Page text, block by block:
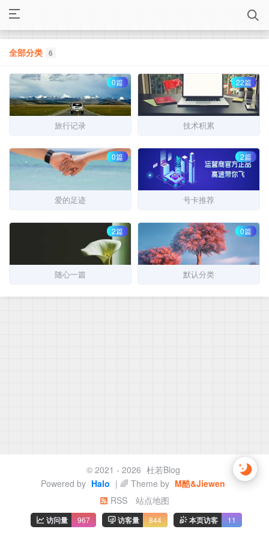
全部分类 6
0篇
旅行记录
22篇
技术积累
0篇
爱的足迹
2篇
号卡推荐
2篇
随心一篇
0篇
默认分类
© 2021 - 2026 杜若Blog
Powered by Halo | 🌈 Theme by M酷&Jiewen
RSS
站点地图
访问量 967 访客量 844 本页访客 11